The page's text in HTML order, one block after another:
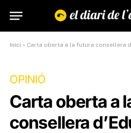
Inici » Carta oberta a la futura consellera
OPINIÓ
Carta oberta a
consellera